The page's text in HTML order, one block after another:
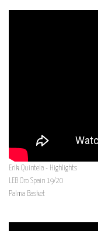
Erik Quintela - Highlights
LEB Oro Spain 19/20
Palma Basket